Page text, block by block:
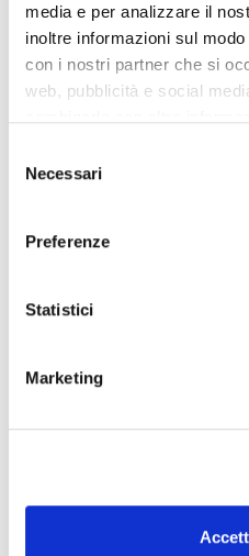
media e per analizzare il
inoltre informazioni sul
con i nostri partner che si
web, pubblicità e social
mera chiusura del banner
tutti” o selezionando le
Selection
Necessari
Preferenze
Statistici
Marketing
Abbiamo detto prima che se
rilasciato in modo virtuale.
vettura dopo gennaio 2020, il
La scelta di portare tutto in
veramente lungimirante.
PERCHÉ È
Perché è un documento che